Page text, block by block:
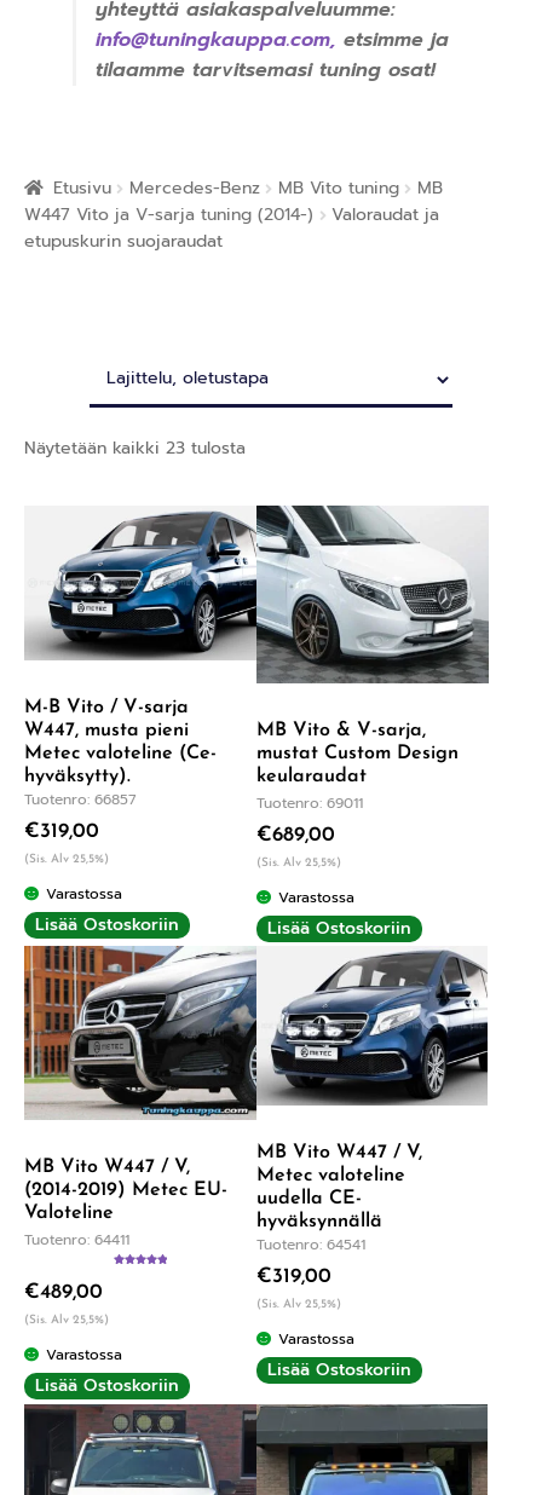
yhteyttä asiakaspalveluumme:
info@tuningkauppa.com, etsimme ja
tilaamme tarvitsemasi tuning osat!
Etusivu Mercedes-Benz MB Vito tuning
MB
W447 Vito ja V-sarja tuning (2014-)
Valoraudat ja
etupuskurin suojaraudat
Näytetään kaikki 23 tulosta
M-B Vito / V-sarja
W447, musta pieni
Metec valoteline (Ce-
hyväksytty).
Tuotenro: 66857
€319,00
(Sis. Alv 25,5%)
Varastossa
Lisää Ostoskoriin
MB Vito & V-sarja,
mustat Custom Design
keularaudat
Tuotenro: 69011
€689,00
(Sis. Alv 25,5%)
Varastossa
Lisää Ostoskoriin
MB Vito W447 / V,
(2014-2019) Metec EU-
Valoteline
Tuotenro: 64411
€489,00
(Sis. Alv 25,5%)
Varastossa
Lisää Ostoskoriin
MB Vito W447 / V,
Metec valoteline
uudella CE-
hyväksynnällä
Tuotenro: 64541
€319,00
(Sis. Alv 25,5%)
Varastossa
Lisää Ostoskoriin